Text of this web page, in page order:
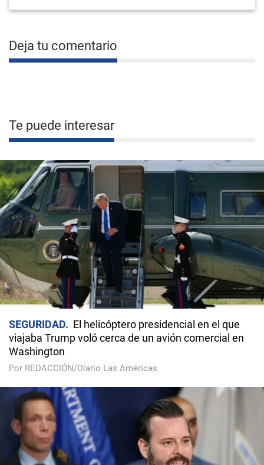
Deja tu comentario
Te puede interesar
SEGURIDAD
El helicóptero presidencial en el que
viajaba Trump voló cerca de un avión comercial en
Washington
Por REDACCIÓN/Diario Las Américas